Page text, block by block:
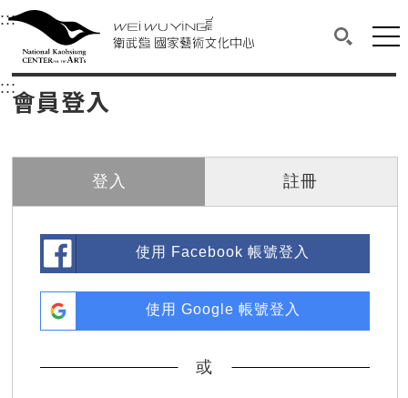
衛武營國家藝術文化中心
中央內容區塊，為本頁主要內容區。
:::選單連結區塊，此區塊列有本網站主要連結。
衛武營國家藝術文化中心
搜尋(開
網
::: 中央內容區塊，為本頁主要內容區。
會員登入
登入 註冊
使用 Facebook 帳號登入
使用 Google 帳號登入
或